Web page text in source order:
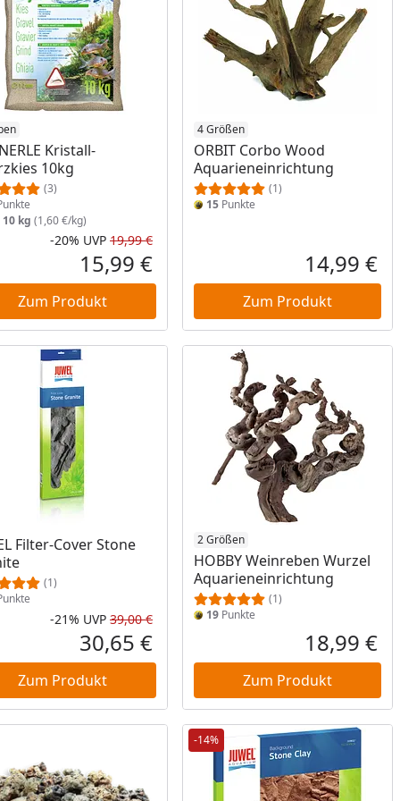
Preis
Kristall-
10kg
(3)
10 kg (1,60 €/kg)
Rabatt in Prozent
-20%
Ursprünglicher Preis
UVP 19,99 €
Aktueller Preis
15,99 €
Zum Produkt
4 Größen
ORBIT Corbo Wood
Aquarieneinrichtung
(1)
15 Punkte
14,99 €
Zum Produkt
Preis
Filter-Cover Stone
(1)
Rabatt in Prozent
-21%
Ursprünglicher Preis
UVP 39,00 €
Aktueller Preis
30,65 €
Zum Produkt
2 Größen
HOBBY Weinreben Wurzel
Aquarieneinrichtung
(1)
19 Punkte
18,99 €
Zum Produkt
-14%